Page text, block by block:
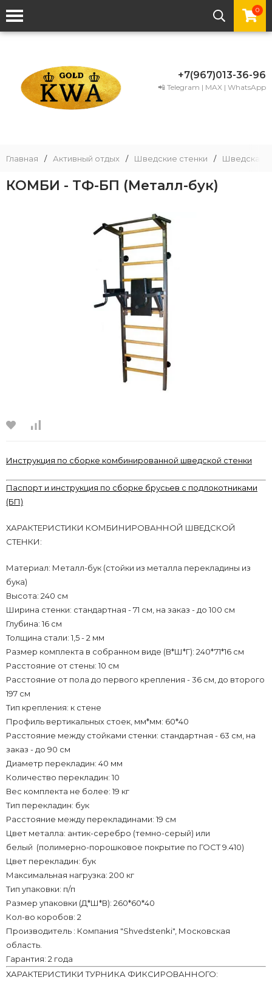
0
+7(967)013-36-96
📲 Telegram | MAX | WhatsApp
Главная / Активный отдых / Шведские стенки / Шведская
КОМБИ - ТФ-БП (Металл-бук)
Инструкция по сборке комбинированной шведской стенки
Паспорт и инструкция по сборке брусьев с подлокотниками
(БП)
ХАРАКТЕРИСТИКИ КОМБИНИРОВАННОЙ ШВЕДСКОЙ
СТЕНКИ:
Материал: Металл-бук (стойки из металла перекладины из
бука)
Высота: 240 см
Ширина стенки: стандартная - 71 см, на заказ - до 100 см
Глубина: 16 см
Толщина стали: 1,5 - 2 мм
Размер комплекта в собранном виде (В*Ш*Г): 240*71*16 см
Расстояние от стены: 10 см
Расстояние от пола до первого крепления - 36 см, до второго
197 см
Тип крепления: к стене
Профиль вертикальных стоек, мм*мм: 60*40
Расстояние между стойками стенки: стандартная - 63 см, на
заказ - до 90 см
Диаметр перекладин: 40 мм
Количество перекладин: 10
Вес комплекта не более: 19 кг
Тип перекладин: бук
Расстояние между перекладинами: 19 см
Цвет металла: антик-серебро (темно-серый) или
белый (полимерно-порошковое покрытие по ГОСТ 9.410)
Цвет перекладин: бук
Максимальная нагрузка: 200 кг
Тип упаковки: п/п
Размер упаковки (Д*Ш*В): 260*60*40
Кол-во коробов: 2
Производитель : Компания "Shvedstenki", Московская
область.
Гарантия: 2 года
ХАРАКТЕРИСТИКИ ТУРНИКА ФИКСИРОВАННОГО: